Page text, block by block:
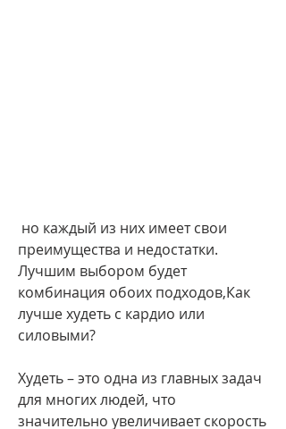
преимущества и недостатки.
Лучшим выбором будет
комбинация обоих подходов,Как
лучше худеть с кардио или
силовыми?
Худеть – это одна из главных задач
для многих людей, что
значительно увеличивает скорость